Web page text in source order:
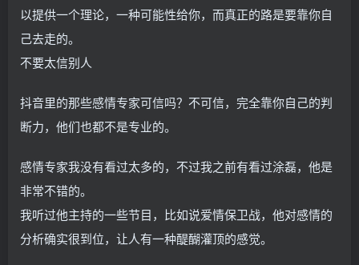
以提供一个理论，一种可能性给你，而真正的路是要靠你自
己去走的。
不要太信别人
抖音里的那些感情专家可信吗？不可信，完全靠你自己的判
断力，他们也都不是专业的。
感情专家我没有看过太多的，不过我之前有看过涂磊，他是
非常不错的。
我听过他主持的一些节目，比如说爱情保卫战，他对感情的
分析确实很到位，让人有一种醍醐灌顶的感觉。